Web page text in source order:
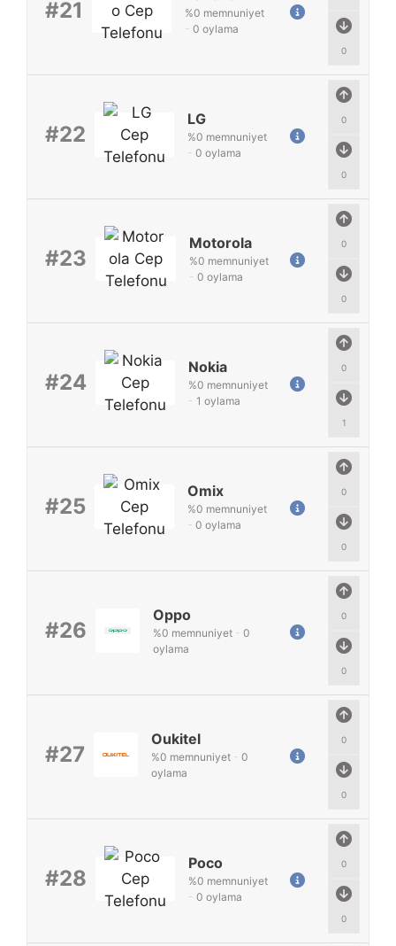
#21
0
%0 memnuniyet
- 0 oylama
#22
0
0
LG
%0 memnuniyet
- 0 oylama
#23
0
0
Motorola
%0 memnuniyet
- 0 oylama
#24
0
1
Nokia
%0 memnuniyet
- 1 oylama
#25
0
0
Omix
%0 memnuniyet
- 0 oylama
#26
0
0
Oppo
%0 memnuniyet - 0
oylama
#27
0
0
Oukitel
%0 memnuniyet - 0
oylama
#28
0
0
Poco
%0 memnuniyet
- 0 oylama